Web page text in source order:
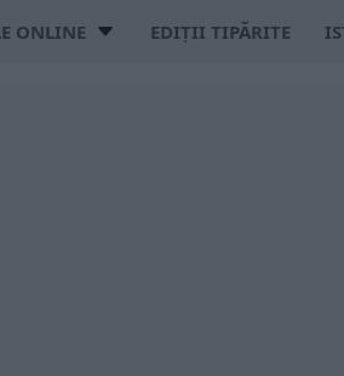
ONLINE EDIȚII TIPĂRITE